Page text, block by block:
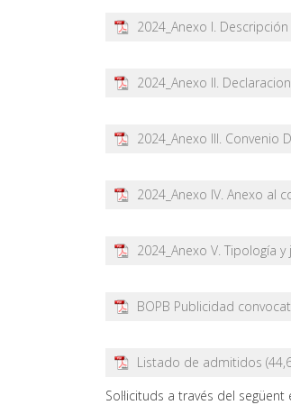
2024_Anexo I.
2024_Anexo II.
2024_Anexo III. Convenio
2024_Anexo IV. Anexo al
2024_Anexo V. Tipología
BOPB Publicidad
Listado de admitidos
Sol·licituds a través del següent